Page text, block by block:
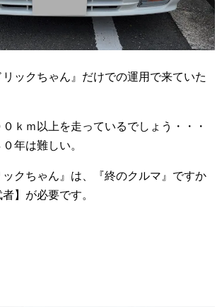
ックちゃん』だけでの運用で来ていた
ｋｍ以上を走っているでしょう・・・
年は難しい。
クちゃん』は、『終のクルマ』ですか
】が必要です。